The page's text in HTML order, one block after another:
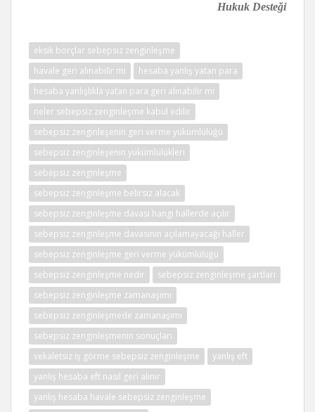
Hukuk Desteği
eksik borçlar sebepsiz zenginleşme
havale geri alınabilir mi
hesaba yanlış yatan para
hesaba yanlışlıkla yatan para geri alınabilir mi
neler sebepsiz zenginleşme kabul edilir
sebepsiz zenginleşenin geri verme yükümlülüğü
sebepsiz zenginleşenin yükümlülükleri
sebepsiz zenginleşme
sebepsiz zenginleşme belirsiz alacak
sebepsiz zenginleşme davası hangi hallerde açılır
sebepsiz zenginleşme davasının açılamayacağı haller
sebepsiz zenginleşme geri verme yükümlülüğü
sebepsiz zenginleşme nedir
sebepsiz zenginleşme şartları
sebepsiz zenginleşme zamanaşımı
sebepsiz zenginleşmede zamanaşımı
sebepsiz zenginleşmenin sonuçları
vekaletsiz iş görme sebepsiz zenginleşme
yanlış eft
yanlış hesaba eft nasıl geri alınır
yanlış hesaba havale sebepsiz zenginleşme